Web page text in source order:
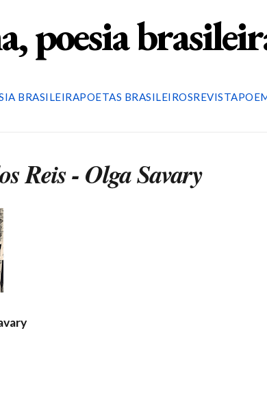
poesia
BRASILEIRAPOETAS BRASILEIROSREVISTA
Reis - Olga Savary